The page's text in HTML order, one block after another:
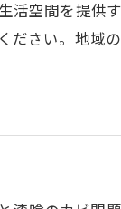
活空間を提
ださい。地域